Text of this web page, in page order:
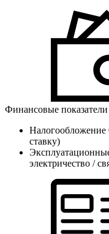
Финансовые показатели
Налогообложение
ставку)
электричество /